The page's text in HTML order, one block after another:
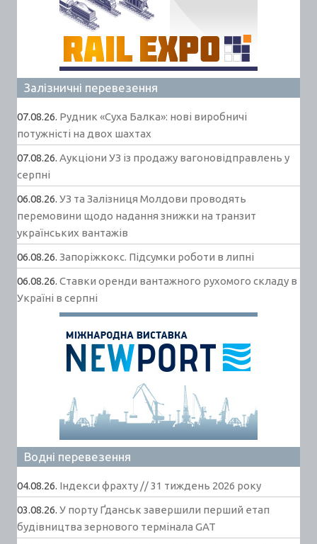
Залізничні перевезення
07.08.26. Рудник «Суха Балка»: нові виробничі
потужністі на двох шахтах
07.08.26. Аукціони УЗ із продажу вагоновідправлень у
серпні
06.08.26. УЗ та Залізниця Молдови проводять
перемовини щодо надання знижки на транзит
українських вантажів
06.08.26. Запоріжкокс. Підсумки роботи в липні
06.08.26. Ставки оренди вантажного рухомого складу в
Україні в серпні
Водні перевезення
04.08.26. Індекси фрахту // 31 тиждень 2026 року
03.08.26. У порту Ґданськ завершили перший етап
будівництва зернового термінала GAT